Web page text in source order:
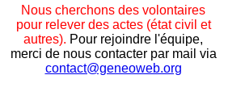
Nous cherchons des volontaires
pour relever des actes (état civil et
autres). Pour rejoindre l'équipe,
merci de nous contacter par mail via
contact@geneoweb.org